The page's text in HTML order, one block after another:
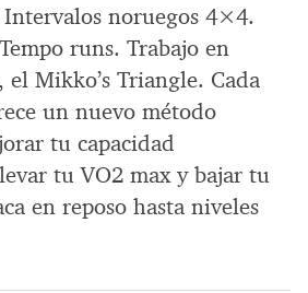
noruegos 4×4.
runs. Trabajo en
Mikko’s Triangle. Cada
un nuevo método
tu capacidad
tu VO2 max y bajar tu
en reposo hasta niveles